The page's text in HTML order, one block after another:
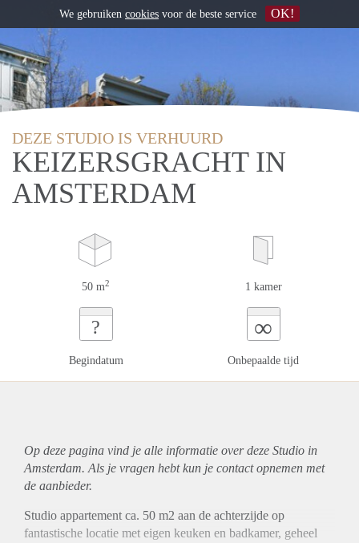
DEZE STUDIO IS VERHUURD
KEIZERSGRACHT IN
AMSTERDAM
50 m2 1 kamer
?
Begindatum
∞
Onbepaalde tijd
Op deze pagina vind je alle informatie over deze Studio in
Amsterdam. Als je vragen hebt kun je contact opnemen met
de aanbieder.
Studio appartement ca. 50 m2 aan de achterzijde op
fantastische locatie met eigen keuken en badkamer, geheel
We gebruiken cookies voor de beste service OK!